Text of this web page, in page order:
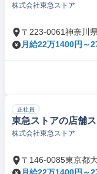
株式会社東急ストア
〒223-0061神奈川
月給22万1400円～
正社員
東急ストアの店舗
株式会社東急ストア
〒146-0085東京都